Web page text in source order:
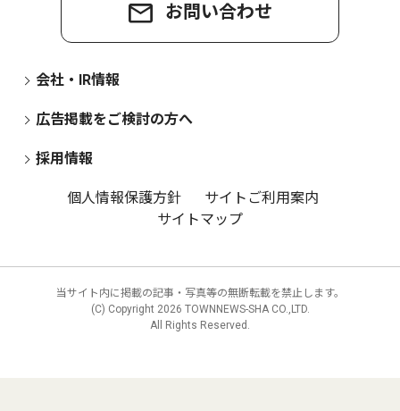
お問い合わせ
会社・IR情報
広告掲載をご検討の方へ
採用情報
個人情報保護方針
サイトご利用案内
サイトマップ
当サイト内に掲載の記事・写真等の無断転載を禁止します。
(C) Copyright 2026 TOWNNEWS-SHA CO.,LTD.
All Rights Reserved.